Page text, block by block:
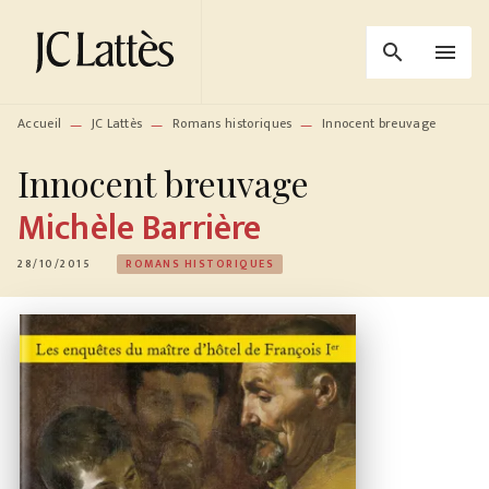
MENU RECHERCHE
PIED DE PAGE
search menu
Accueil — JC Lattès — Romans historiques — Innocent breuvage
Innocent breuvage
Michèle Barrière
28/10/2015 ROMANS HISTORIQUES